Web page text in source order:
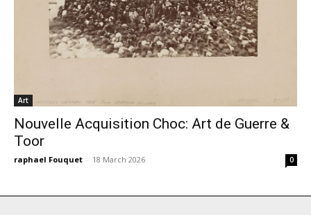
Art
Nouvelle Acquisition Choc: Art de Guerre &
Toor
raphael Fouquet - 18 March 2026 0